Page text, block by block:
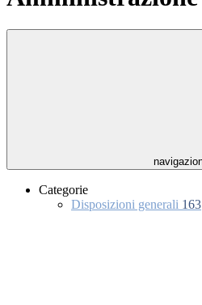
Categorie
Disposizioni generali 163